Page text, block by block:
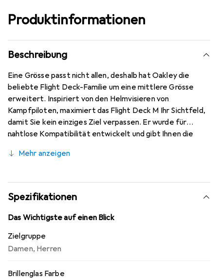
Produktinformationen
Beschreibung
Eine Grösse passt nicht allen, deshalb hat Oakley die
beliebte Flight Deck-Familie um eine mittlere Grösse
erweitert. Inspiriert von den Helmvisieren von
Kampfpiloten, maximiert das Flight Deck M Ihr Sichtfeld,
damit Sie kein einziges Ziel verpassen. Er wurde für
nahtlose Kompatibilität entwickelt und gibt Ihnen die
Dank der Ridgelock-Technologie von Oakley lassen sich
gleichzeitig eine vollständige Abdichtung der Gläser
gewährleistet ist, um zu verhindern, dass raue
Bedingungen in Ihre Goggle eindringen.
Mehr anzeigen
Spezifikationen
Das Wichtigste auf einen Blick
Zielgruppe
Damen, Herren
Brillenglas Farbe